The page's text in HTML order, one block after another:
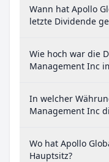
Wann hat Apollo
letzte Dividende
Wie hoch war die
Management Inc
In welcher
Management Inc
Wo hat Apollo
Hauptsitz?